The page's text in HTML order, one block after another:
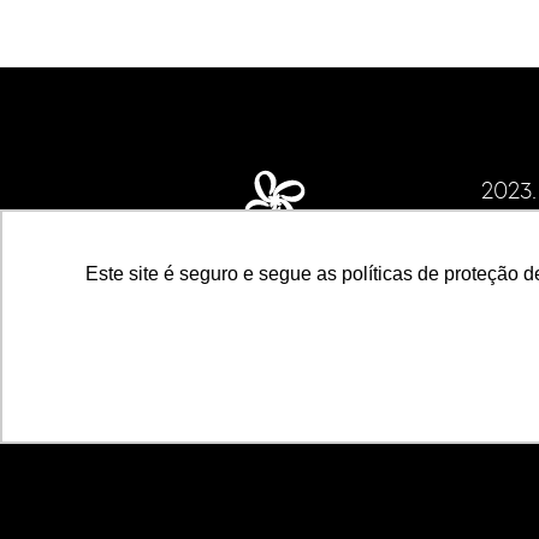
Este site é seguro e segue as políticas de proteção
ECS